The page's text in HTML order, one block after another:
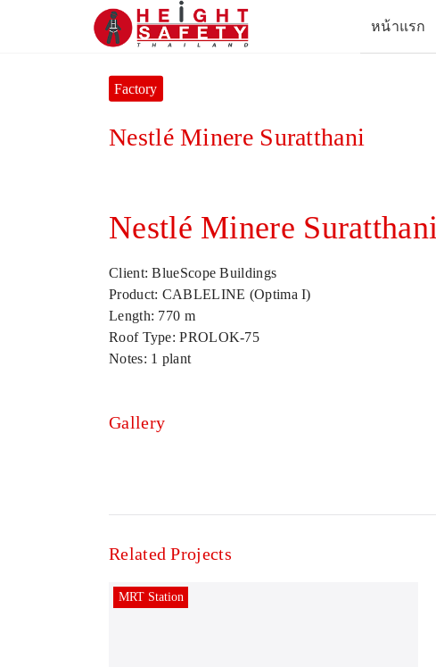
หน้าแรก
Factory
Nestlé Minere Suratthani
Nestlé Minere Suratthani
Client: BlueScope Buildings
Product: CABLELINE (Optima I)
Length: 770 m
Roof Type: PROLOK-75
Notes: 1 plant
Gallery
Related Projects
MRT Station